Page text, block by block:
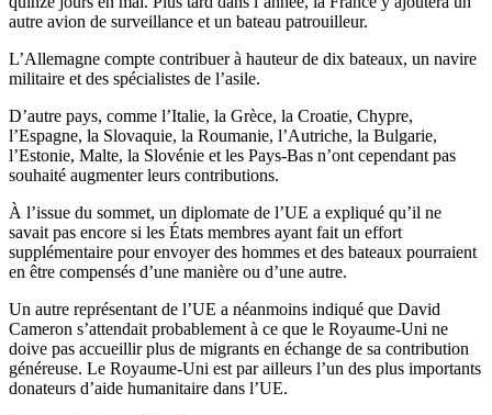
autre avion de surveillance et un bateau patrouilleur.
L’Allemagne compte contribuer à hauteur de dix bateaux, un navire
militaire et des spécialistes de l’asile.
D’autre pays, comme l’Italie, la Grèce, la Croatie, Chypre,
l’Espagne, la Slovaquie, la Roumanie, l’Autriche, la Bulgarie,
l’Estonie, Malte, la Slovénie et les Pays-Bas n’ont cependant pas
souhaité augmenter leurs contributions.
À l’issue du sommet, un diplomate de l’UE a expliqué qu’il ne
savait pas encore si les États membres ayant fait un effort
supplémentaire pour envoyer des hommes et des bateaux pourraient
en être compensés d’une manière ou d’une autre.
Un autre représentant de l’UE a néanmoins indiqué que David
Cameron s’attendait probablement à ce que le Royaume-Uni ne
doive pas accueillir plus de migrants en échange de sa contribution
généreuse. Le Royaume-Uni est par ailleurs l’un des plus importants
donateurs d’aide humanitaire dans l’UE.